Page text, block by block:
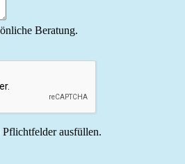
Beratung.
ausfüllen.